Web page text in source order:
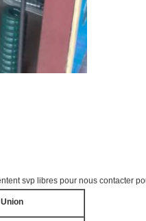
svp libres pour nous contacter